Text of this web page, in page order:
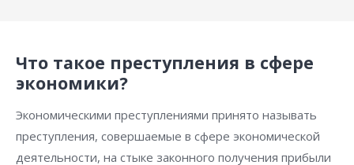
Что такое преступления в сфере
экономики?
Экономическими преступлениями принято называть
преступления, совершаемые в сфере экономической
деятельности, на стыке законного получения прибыли